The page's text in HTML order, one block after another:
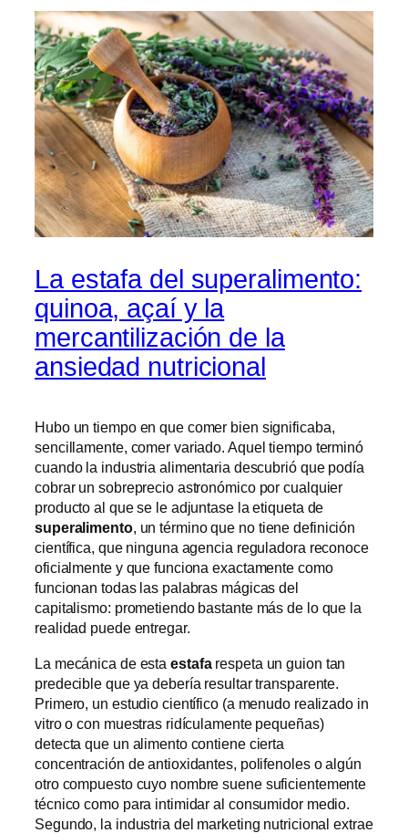
La estafa del superalimento:
quinoa, açaí y la
mercantilización de la
ansiedad nutricional
Hubo un tiempo en que comer bien significaba,
sencillamente, comer variado. Aquel tiempo terminó
cuando la industria alimentaria descubrió que podía
cobrar un sobreprecio astronómico por cualquier
producto al que se le adjuntase la etiqueta de
superalimento, un término que no tiene definición
científica, que ninguna agencia reguladora reconoce
oficialmente y que funciona exactamente como
funcionan todas las palabras mágicas del
capitalismo: prometiendo bastante más de lo que la
realidad puede entregar.
La mecánica de esta estafarespeta un guion tan
predecible que ya debería resultar transparente.
Primero, un estudio científico (a menudo realizado in
vitro o con muestras ridículamente pequeñas)
detecta que un alimento contiene cierta
concentración de antioxidantes, polifenoles o algún
otro compuesto cuyo nombre suene suficientemente
técnico como para intimidar al consumidor medio.
Segundo, la industria del marketing nutricional extrae